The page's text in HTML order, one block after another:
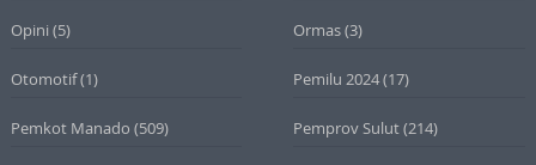
Opini (5) Ormas(3)
Otomotif(1) Pemilu 2024(17)
Pemkot Manado (509) Pemprov Sulut(214)